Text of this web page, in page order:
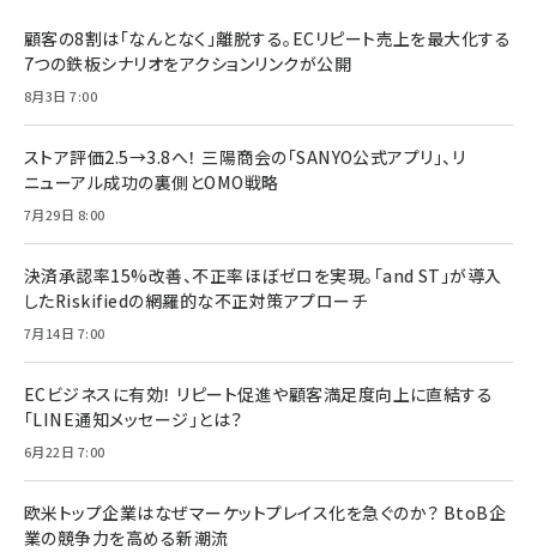
顧客の8割は「なんとなく」離脱する。ECリピート売上を最大化する
7つの鉄板シナリオをアクションリンクが公開
8月3日 7:00
ストア評価2.5→3.8へ！ 三陽商会の「SANYO公式アプリ」、リ
ニューアル成功の裏側とOMO戦略
7月29日 8:00
決済承認率15%改善、不正率ほぼゼロを実現。「and ST」が導入
したRiskifiedの網羅的な不正対策アプローチ
7月14日 7:00
ECビジネスに有効！ リピート促進や顧客満足度向上に直結する
「LINE通知メッセージ」とは？
6月22日 7:00
欧米トップ企業はなぜマーケットプレイス化を急ぐのか？ BtoB企
業の競争力を高める新潮流